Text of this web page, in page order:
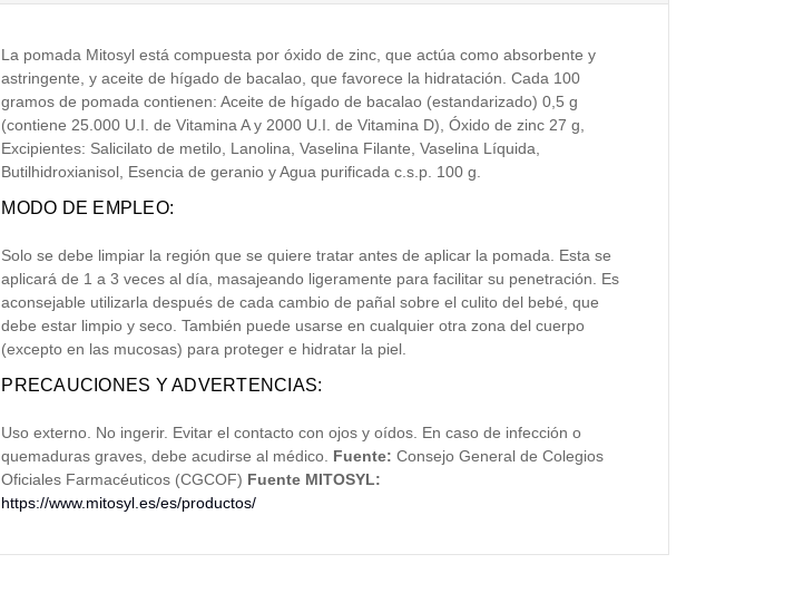
La pomada Mitosyl está compuesta por óxido de zinc, que actúa como absorbente y
astringente, y aceite de hígado de bacalao, que favorece la hidratación. Cada 100
gramos de pomada contienen: Aceite de hígado de bacalao (estandarizado) 0,5 g
(contiene 25.000 U.I. de Vitamina A y 2000 U.I. de Vitamina D), Óxido de zinc 27 g,
Excipientes: Salicilato de metilo, Lanolina, Vaselina Filante, Vaselina Líquida,
Butilhidroxianisol, Esencia de geranio y Agua purificada c.s.p. 100 g.
MODO DE EMPLEO:
Solo se debe limpiar la región que se quiere tratar antes de aplicar la pomada. Esta se
aplicará de 1 a 3 veces al día, masajeando ligeramente para facilitar su penetración. Es
aconsejable utilizarla después de cada cambio de pañal sobre el culito del bebé, que
debe estar limpio y seco. También puede usarse en cualquier otra zona del cuerpo
(excepto en las mucosas) para proteger e hidratar la piel.
PRECAUCIONES Y ADVERTENCIAS:
Uso externo. No ingerir. Evitar el contacto con ojos y oídos. En caso de infección o
quemaduras graves, debe acudirse al médico. Fuente: Consejo General de Colegios
Oficiales Farmacéuticos (CGCOF) Fuente MITOSYL:
https://www.mitosyl.es/es/productos/